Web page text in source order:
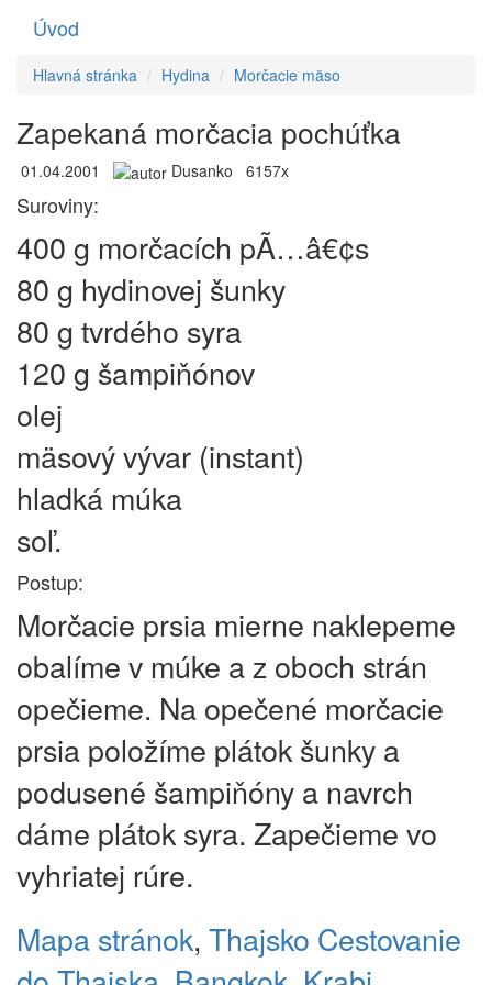
Úvod
Hlavná stránka Hydina Morčacie mäso
Zapekaná morčacia pochúťka
01.04.2001 Dusanko 6157x
Suroviny:
400 g morčacích pÃ…â€¢s
80 g hydinovej šunky
80 g tvrdého syra
120 g šampiňónov
olej
mäsový vývar (instant)
hladká múka
soľ.
Postup:
Morčacie prsia mierne naklepeme
obalíme v múke a z oboch strán
opečieme. Na opečené morčacie
prsia položíme plátok šunky a
podusené šampiňóny a navrch
dáme plátok syra. Zapečieme vo
vyhriatej rúre.
Mapa stránok, Thajsko Cestovanie